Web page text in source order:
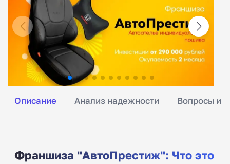
Описание Анализ надежности Вопросы и
Франшиза "АвтоПрестиж": Что это